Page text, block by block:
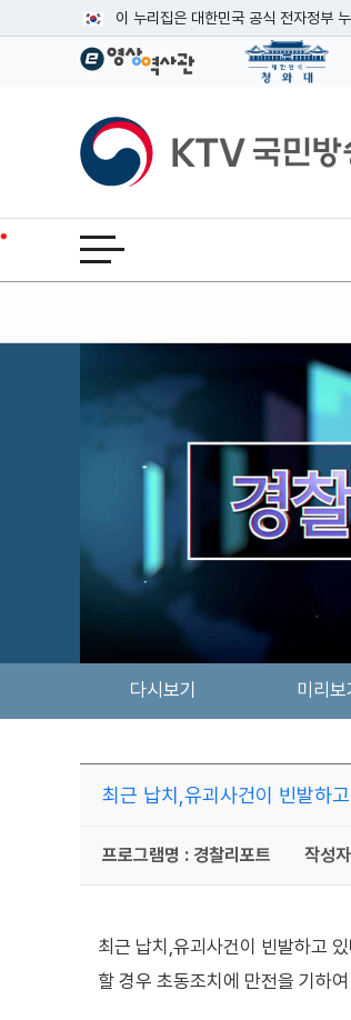
이 누리집은 대한민국 공식 전자정부
공식 누리집 주소 확인하기
이밖에 or.kr 또는 .kr등 다른 도메인 주
운영중인 공식 누리집보기
KTV국민방송
전체메뉴 열기
다시보기 미리보
최근 납치,유괴사건이 빈발하
프로그램명 : 경찰리포트 작성
최근 납치,유괴사건이 빈발하고
할 경우 초동조치에 만전을 기하